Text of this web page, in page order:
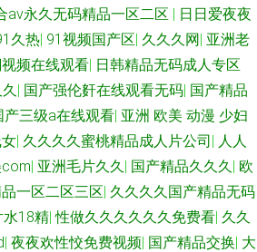
av永久无码精品一区二区 | 日日爱夜夜
久热| 91视频国产区| 久久久网| 亚洲老
频在线观看| 日韩精品无码成人专区
| 国产强伦姧在线观看无码| 国产精品
产三级a在线观看| 亚洲 欧美 动漫 少妇
| 久久久久蜜桃精品成人片公司| 人人
| 亚洲毛片久久| 国产精品久久久| 欧
一区二区三区| 久久久久国产精品无码
水18精|性做久久久久久久免费看| 久久
| 夜夜欢性恔免费视频| 国产精品交换| 大